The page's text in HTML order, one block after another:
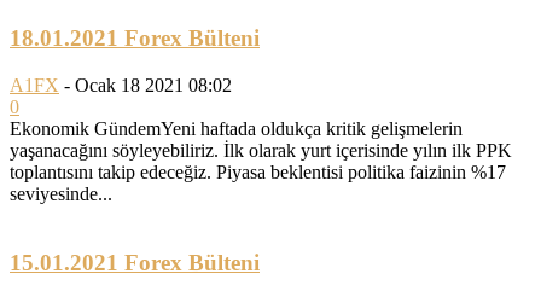
18.01.2021 Forex Bülteni
A1FX - Ocak 18 2021 08:02
0
Ekonomik GündemYeni haftada oldukça kritik gelişmelerin
yaşanacağını söyleyebiliriz. İlk olarak yurt içerisinde yılın ilk PPK
toplantısını takip edeceğiz. Piyasa beklentisi politika faizinin %17
seviyesinde...
15.01.2021 Forex Bülteni